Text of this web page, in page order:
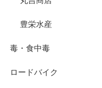
豊栄水産
毒・食中毒
ロードバイク